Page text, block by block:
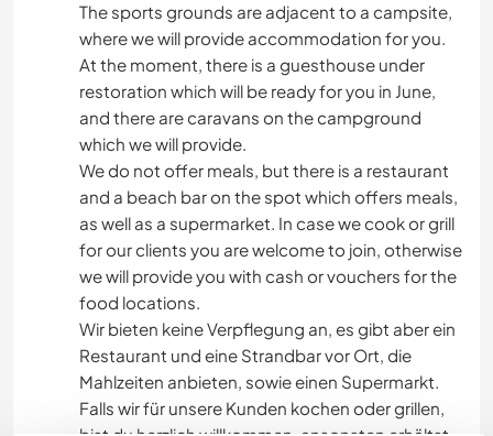
The sports grounds are adjacent to a campsite,
where we will provide accommodation for you.
At the moment, there is a guesthouse under
restoration which will be ready for you in June,
and there are caravans on the campground
which we will provide.
We do not offer meals, but there is a restaurant
and a beach bar on the spot which offers meals,
as well as a supermarket. In case we cook or grill
for our clients you are welcome to join, otherwise
we will provide you with cash or vouchers for the
food locations.
Wir bieten keine Verpflegung an, es gibt aber ein
Restaurant und eine Strandbar vor Ort, die
Mahlzeiten anbieten, sowie einen Supermarkt.
Falls wir für unsere Kunden kochen oder grillen,